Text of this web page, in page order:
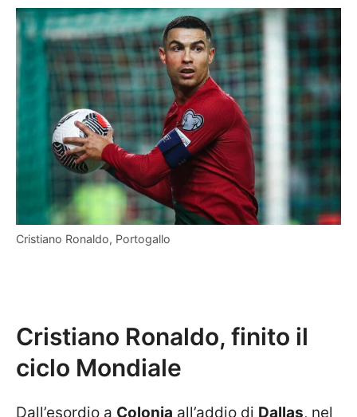
Cristiano Ronaldo, Portogallo
Cristiano Ronaldo, finito il
ciclo Mondiale
Dall’esordio a Colonia all’addio di Dallas, nel